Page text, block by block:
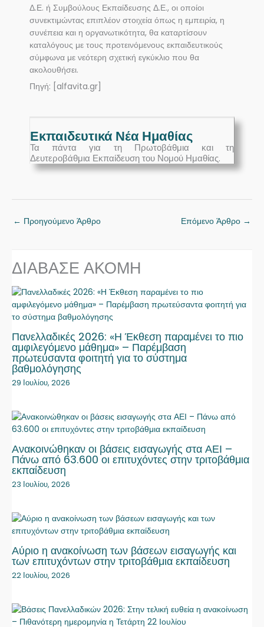
Δ.Ε. ή Συμβούλους Εκπαίδευσης Δ.Ε., οι οποίοι
συνεκτιμώντας επιπλέον στοιχεία όπως η εμπειρία, η
συνέπεια και η οργανωτικότητα, θα καταρτίσουν
καταλόγους με τους προτεινόμενους εκπαιδευτικούς
σύμφωνα με νεότερη σχετική εγκύκλιο που θα
ακολουθήσει.
Πηγή: [alfavita.gr]
Εκπαιδευτικά Νέα Ημαθίας
Τα πάντα για τη Πρωτοβάθμια και τη
Δευτεροβάθμια Εκπαίδευση του Νομού Ημαθίας.
← Προηγούμενο Άρθρο Επόμενο Άρθρο →
ΔΙΑΒΑΣΕ ΑΚΟΜΗ
Πανελλαδικές 2026: «Η Έκθεση παραμένει το πιο
αμφιλεγόμενο μάθημα» – Παρέμβαση
πρωτεύσαντα φοιτητή για το σύστημα
βαθμολόγησης
29 Ιουλίου, 2026
Ανακοινώθηκαν οι βάσεις εισαγωγής στα ΑΕΙ –
Πάνω από 63.600 οι επιτυχόντες στην τριτοβάθμια
εκπαίδευση
23 Ιουλίου, 2026
Αύριο η ανακοίνωση των βάσεων εισαγωγής και
των επιτυχόντων στην τριτοβάθμια εκπαίδευση
22 Ιουλίου, 2026